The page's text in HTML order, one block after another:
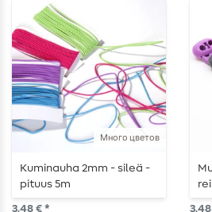
Много цветов
Kuminauha 2mm - sileä -
pituus 5m
3,48 € *